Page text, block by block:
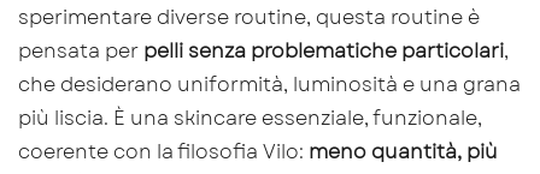
sperimentare diverse routine, questa routine è
pensata per pelli senza problematiche particolari,
che desiderano uniformità, luminosità e una grana
più liscia. È una skincare essenziale, funzionale,
coerente con la filosofia Vilo: meno quantità, più